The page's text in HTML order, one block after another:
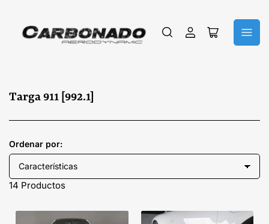
IniciarAbrir
cesta
C
e
c
c
i
Targa 911 [992.1]
Ordenar por:
14 Productos